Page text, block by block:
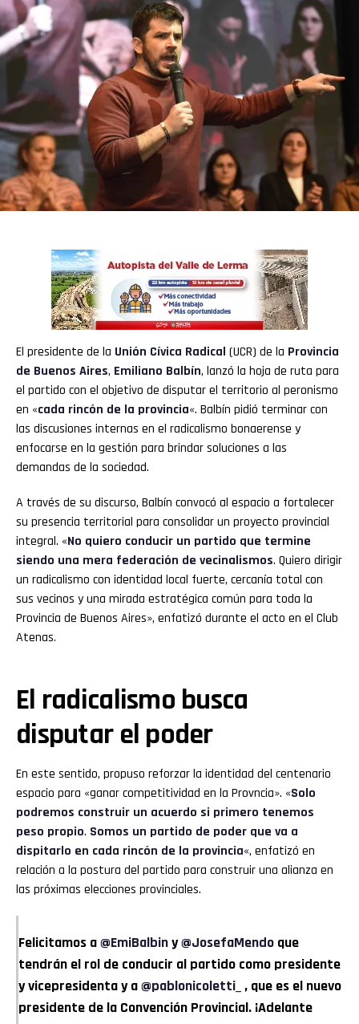
El presidente de la Unión Cívica Radical (UCR) de la Provincia
de Buenos Aires, Emiliano Balbín, lanzó la hoja de ruta para
el partido con el objetivo de disputar el territorio al peronismo
en «cada rincón de la provincia«. Balbín pidió terminar con
las discusiones internas en el radicalismo bonaerense y
enfocarse en la gestión para brindar soluciones a las
demandas de la sociedad.
A través de su discurso, Balbín convocó al espacio a fortalecer
su presencia territorial para consolidar un proyecto provincial
integral. «No quiero conducir un partido que termine
siendo una mera federación de vecinalismos. Quiero dirigir
un radicalismo con identidad local fuerte, cercanía total con
sus vecinos y una mirada estratégica común para toda la
Provincia de Buenos Aires», enfatizó durante el acto en el Club
Atenas.
El radicalismo busca
disputar el poder
En este sentido, propuso reforzar la identidad del centenario
espacio para «ganar competitividad en la Provncia». «Solo
podremos construir un acuerdo si primero tenemos
peso propio. Somos un partido de poder que va a
dispitarlo en cada rincón de la provincia«, enfatizó en
relación a la postura del partido para construir una alianza en
las próximas elecciones provinciales.
Felicitamos a@EmiBalbiny@JosefaMendo que
tendrán el rol de conducir al partido como presidente
y vicepresidenta y a@pablonicoletti_ , que es el nuevo
presidente de la Convención Provincial. ¡Adelante